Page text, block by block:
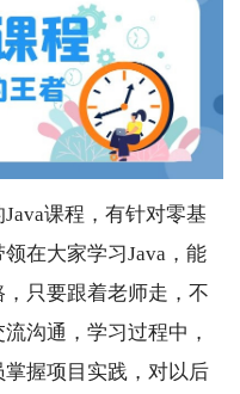
课程，有针对零基
在大家学习Java，能
只要跟着老师走，不
沟通，学习过程中，
握项目实践，对以后